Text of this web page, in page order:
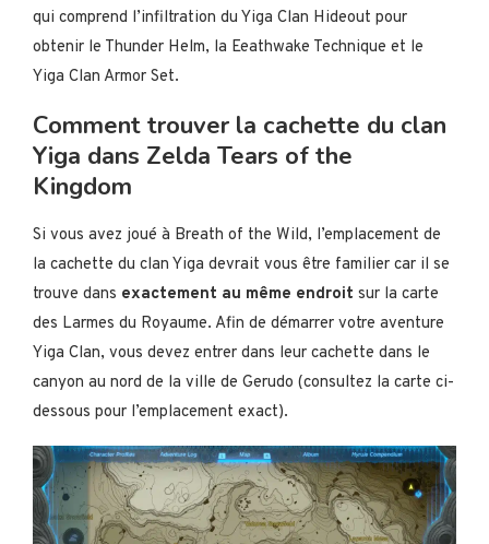
qui comprend l’infiltration du Yiga Clan Hideout pour
obtenir le Thunder Helm, la Eeathwake Technique et le
Yiga Clan Armor Set.
Comment trouver la cachette du clan
Yiga dans Zelda Tears of the
Kingdom
Si vous avez joué à Breath of the Wild, l’emplacement de
la cachette du clan Yiga devrait vous être familier car il se
trouve dans exactement au même endroit sur la carte
des Larmes du Royaume. Afin de démarrer votre aventure
Yiga Clan, vous devez entrer dans leur cachette dans le
canyon au nord de la ville de Gerudo (consultez la carte ci-
dessous pour l’emplacement exact).